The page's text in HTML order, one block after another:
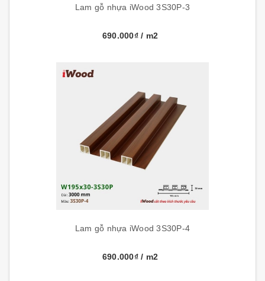
Lam gỗ nhựa iWood 3S30P-3
690.000₫/ m2
Lam gỗ nhựa iWood 3S30P-4
690.000₫/ m2